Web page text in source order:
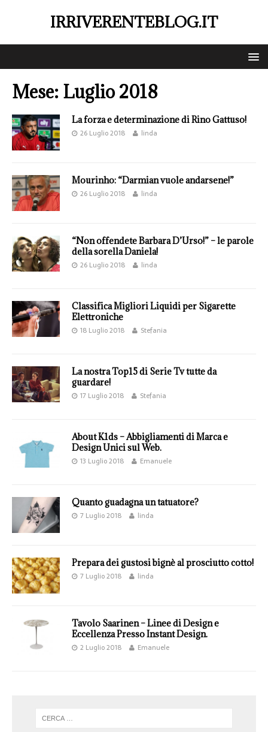
IRRIVERENTEBLOG.IT
Mese: Luglio 2018
La forza e determinazione di Rino Gattuso!
26 Luglio 2018 linda
Mourinho: “Darmian vuole andarsene!”
26 Luglio 2018 linda
“Non offendete Barbara D’Urso!” – le parole
della sorella Daniela!
26 Luglio 2018 linda
Classifica Migliori Liquidi per Sigarette
Elettroniche
18 Luglio 2018 Stefania
La nostra Top15 di Serie Tv tutte da
guardare!
17 Luglio 2018 Stefania
About K1ds – Abbigliamenti di Marca e
Design Unici sul Web.
13 Luglio 2018 Emanuele
Quanto guadagna un tatuatore?
7 Luglio 2018 linda
Prepara dei gustosi bignè al prosciutto cotto!
7 Luglio 2018 linda
Tavolo Saarinen – Linee di Design e
Eccellenza Presso Instant Design.
2 Luglio 2018 Emanuele